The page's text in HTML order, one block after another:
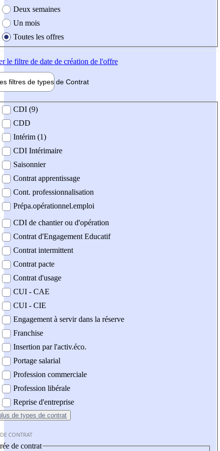
Deux semaines
Un mois
Toutes les offres
le filtre de date de création de l'offre
filtres de types de Contrat
contrat
CDI (9)
CDD
Intérim (1)
CDI Intérimaire
Saisonnier
Contrat apprentissage
Cont. professionnalisation
Prépa.opérationnel.emploi
CDI de chantier ou d'opération
Contrat d'Engagement Educatif
Contrat intermittent
Contrat pacte
Contrat d'usage
CUI - CAE
CUI - CIE
Engagement à servir dans la réserve
Franchise
Insertion par l'activ.éco.
Portage salarial
Profession commerciale
Profession libérale
Reprise d'entreprise
de types de contrat
CONTRAT
de contrat